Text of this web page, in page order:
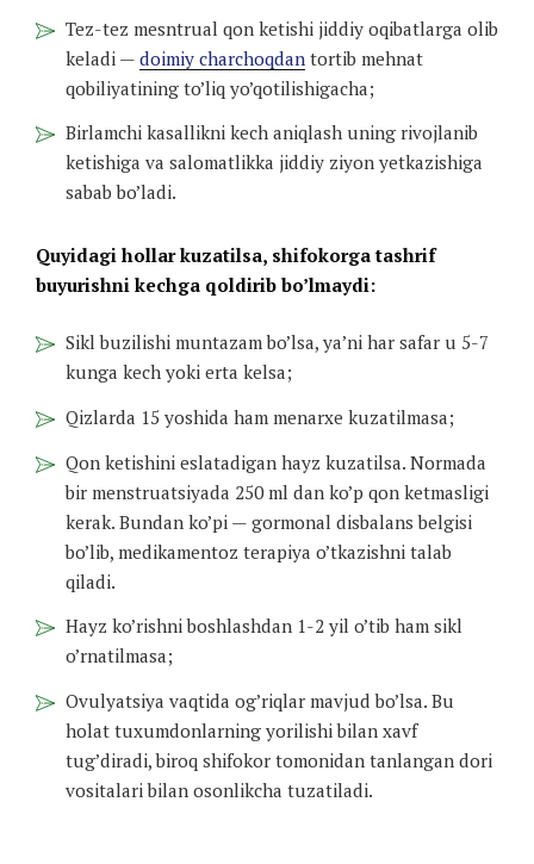
Tez-tez mesntrual qon ketishi jiddiy oqibatlarga olib
keladi — doimiy charchoqdan tortib mehnat
qobiliyatining to’liq yo’qotilishigacha;
Birlamchi kasallikni kech aniqlash uning rivojlanib
ketishiga va salomatlikka jiddiy ziyon yetkazishiga
sabab bo’ladi.
Quyidagi hollar kuzatilsa, shifokorga tashrif
buyurishni kechga qoldirib bo’lmaydi:
Sikl buzilishi muntazam bo’lsa, ya’ni har safar u 5-7
kunga kech yoki erta kelsa;
Qizlarda 15 yoshida ham menarxe kuzatilmasa;
Qon ketishini eslatadigan hayz kuzatilsa. Normada
bir menstruatsiyada 250 ml dan ko’p qon ketmasligi
kerak. Bundan ko’pi — gormonal disbalans belgisi
bo’lib, medikamentoz terapiya o’tkazishni talab
qiladi.
Hayz ko’rishni boshlashdan 1-2 yil o’tib ham sikl
o’rnatilmasa;
Ovulyatsiya vaqtida og’riqlar mavjud bo’lsa. Bu
holat tuxumdonlarning yorilishi bilan xavf
tug’diradi, biroq shifokor tomonidan tanlangan dori
vositalari bilan osonlikcha tuzatiladi.